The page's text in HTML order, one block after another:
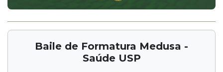
Baile de Formatura Medusa -
Saúde USP